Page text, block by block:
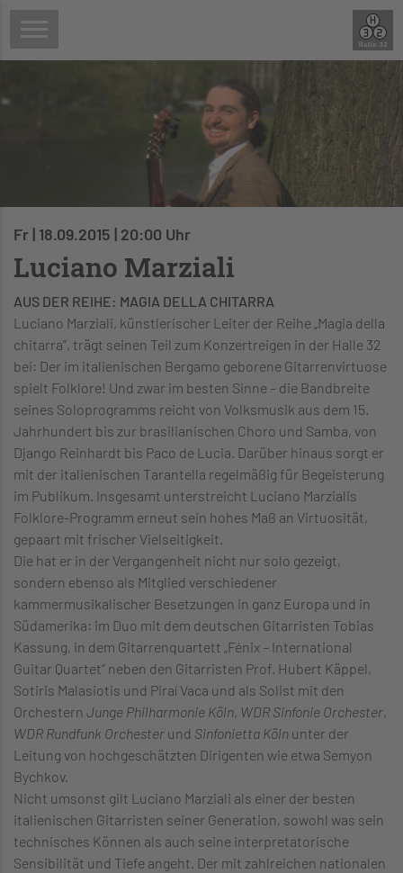
Fr | 18.09.2015 | 20:00 Uhr
Luciano Marziali
AUS DER REIHE: MAGIA DELLA CHITARRA
Luciano Marziali, künstlerischer Leiter der Reihe „Magia della
chitarra”, trägt seinen Teil zum Konzertreigen in der Halle 32
bei: Der im italienischen Bergamo geborene Gitarrenvirtuose
spielt Folklore! Und zwar im besten Sinne – die Bandbreite
seines Soloprogramms reicht von Volksmusik aus dem 15.
Jahrhundert bis zur brasilianischen Choro und Samba, von
Django Reinhardt bis Paco de Lucia. Darüber hinaus sorgt er
mit der italienischen Tarantella regelmäßig für Begeisterung
im Publikum. Insgesamt unterstreicht Luciano Marzialis
Folklore-Programm erneut sein hohes Maß an Virtuosität,
gepaart mit frischer Vielseitigkeit.
Die hat er in der Vergangenheit nicht nur solo gezeigt,
sondern ebenso als Mitglied verschiedener
kammermusikalischer Besetzungen in ganz Europa und in
Südamerika: im Duo mit dem deutschen Gitarristen Tobias
Kassung, in dem Gitarrenquartett „Fénix – International
Guitar Quartet” neben den Gitarristen Prof. Hubert Käppel,
Sotiris Malasiotis und Piraí Vaca und als Solist mit den
Orchestern Junge Philharmonie Köln WDR Sinfonie Orchester
WDR Rundfunk Orchester und Sinfonietta Köln unter der
Leitung von hochgeschätzten Dirigenten wie etwa Semyon
Bychkov.
Nicht umsonst gilt Luciano Marziali als einer der besten
italienischen Gitarristen seiner Generation, sowohl was sein
technisches Können als auch seine interpretatorische
Sensibilität und Tiefe angeht. Der mit zahlreichen nationalen